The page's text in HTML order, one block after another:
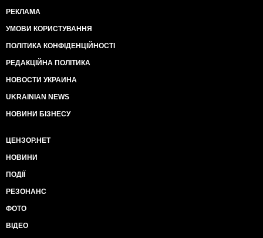
РЕКЛАМА
УМОВИ КОРИСТУВАННЯ
ПОЛІТИКА КОНФІДЕНЦІЙНОСТІ
РЕДАКЦІЙНА ПОЛІТИКА
НОВОСТИ УКРАИНА
UKRAINIAN NEWS
НОВИНИ БІЗНЕСУ
ЦЕНЗОР.НЕТ
НОВИНИ
ПОДІЇ
РЕЗОНАНС
ФОТО
ВІДЕО